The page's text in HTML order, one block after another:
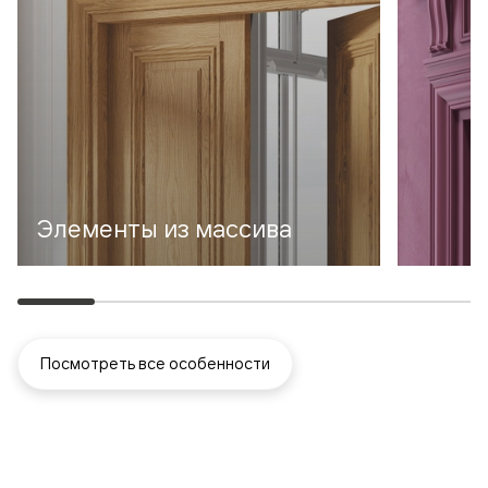
Элементы из массива
Посмотреть все особенности